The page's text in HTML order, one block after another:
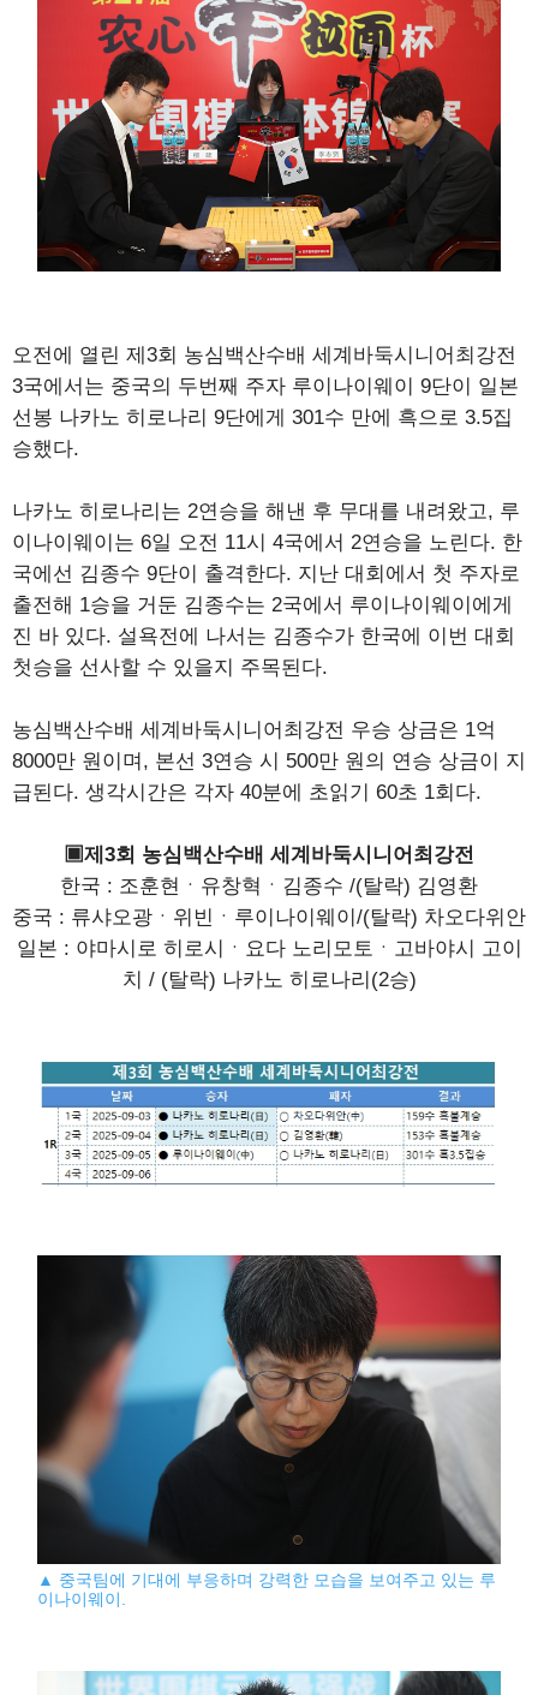
오전에 열린 제3회 농심백산수배 세계바둑시니어최강전
3국에서는 중국의 두번째 주자 루이나이웨이 9단이 일본
선봉 나카노 히로나리 9단에게 301수 만에 흑으로 3.5집
승했다.
나카노 히로나리는 2연승을 해낸 후 무대를 내려왔고, 루
이나이웨이는 6일 오전 11시 4국에서 2연승을 노린다. 한
국에선 김종수 9단이 출격한다. 지난 대회에서 첫 주자로
출전해 1승을 거둔 김종수는 2국에서 루이나이웨이에게
진 바 있다. 설욕전에 나서는 김종수가 한국에 이번 대회
첫승을 선사할 수 있을지 주목된다.
농심백산수배 세계바둑시니어최강전 우승 상금은 1억
8000만 원이며, 본선 3연승 시 500만 원의 연승 상금이 지
급된다. 생각시간은 각자 40분에 초읽기 60초 1회다.
▣제3회 농심백산수배 세계바둑시니어최강전
한국 : 조훈현ㆍ유창혁ㆍ김종수 /(탈락) 김영환
중국 : 류샤오광ㆍ위빈ㆍ루이나이웨이/(탈락) 차오다위안
일본 : 야마시로 히로시ㆍ요다 노리모토ㆍ고바야시 고이
치 / (탈락) 나카노 히로나리(2승)
▲ 중국팀에 기대에 부응하며 강력한 모습을 보여주고 있는 루
이나이웨이.